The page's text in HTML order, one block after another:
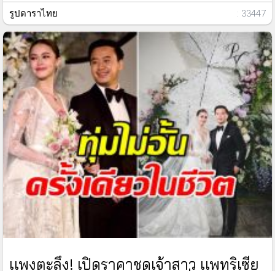
รูปดาราไทย : 33447
เเพงตะลึง! เปิดราคาชุดเจ้าสาว เเพทริเซีย